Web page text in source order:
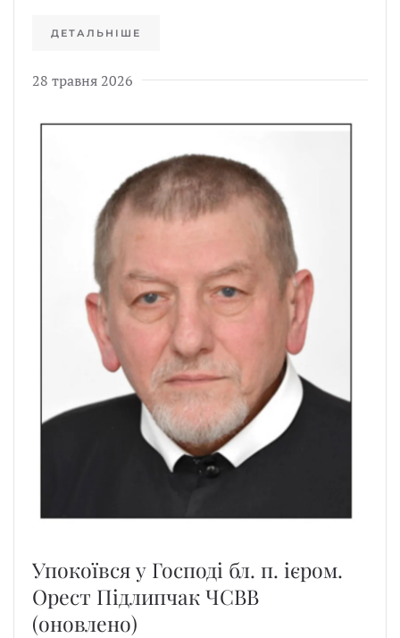
ДЕТАЛЬНІШЕ
28 травня 2026
Упокоївся у Господі бл. п. ієром.
Орест Підлипчак ЧСВВ
(оновлено)